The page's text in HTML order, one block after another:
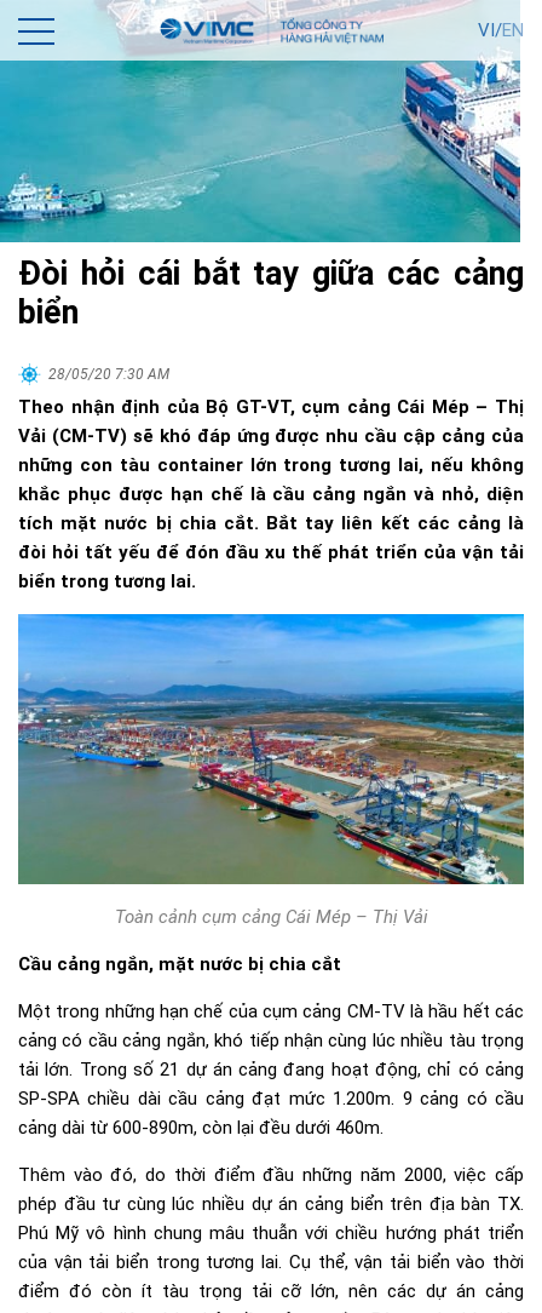
VI/EN
Đòi hỏi cái bắt tay giữa các cảng
biển
28/05/20 7:30 AM
Theo nhận định của Bộ GT-VT, cụm cảng Cái Mép – Thị
Vải (CM-TV) sẽ khó đáp ứng được nhu cầu cập cảng của
những con tàu container lớn trong tương lai, nếu không
khắc phục được hạn chế là cầu cảng ngắn và nhỏ, diện
tích mặt nước bị chia cắt. Bắt tay liên kết các cảng là
đòi hỏi tất yếu để đón đầu xu thế phát triển của vận tải
biển trong tương lai.
Toàn cảnh cụm cảng Cái Mép – Thị Vải
Cầu cảng ngắn, mặt nước bị chia cắt
Một trong những hạn chế của cụm cảng CM-TV là hầu hết các
cảng có cầu cảng ngắn, khó tiếp nhận cùng lúc nhiều tàu trọng
tải lớn. Trong số 21 dự án cảng đang hoạt động, chỉ có cảng
SP-SPA chiều dài cầu cảng đạt mức 1.200m. 9 cảng có cầu
cảng dài từ 600-890m, còn lại đều dưới 460m.
Thêm vào đó, do thời điểm đầu những năm 2000, việc cấp
phép đầu tư cùng lúc nhiều dự án cảng biển trên địa bàn TX.
Phú Mỹ vô hình chung mâu thuẫn với chiều hướng phát triển
của vận tải biển trong tương lai. Cụ thể, vận tải biển vào thời
điểm đó còn ít tàu trọng tải cỡ lớn, nên các dự án cảng